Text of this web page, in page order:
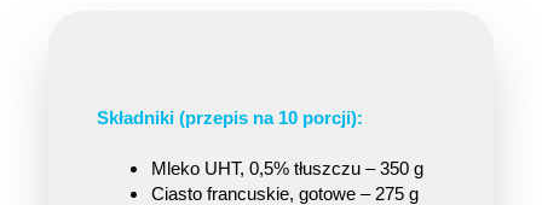
Składniki (przepis na 10 porcji):
Mleko UHT, 0,5% tłuszczu – 350 g
Ciasto francuskie, gotowe – 275 g